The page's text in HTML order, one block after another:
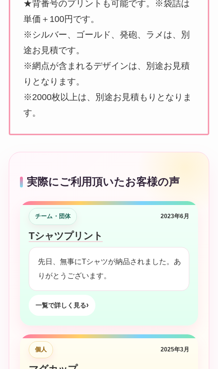
★背番号のプリントも可能です。※袋詰は
単価＋100円です。
※シルバー、ゴールド、発砲、ラメは、別
途お見積です。
※網点が含まれるデザインは、別途お見積
りとなります。
※2000枚以上は、別途お見積もりとなりま
す。
実際にご利用頂いたお客様の声
チーム・団体 2023年6月
Tシャツプリント
先日、無事にTシャツが納品されました。あ
りがとうございます。
一覧で詳しく見る
個人 2025年3月